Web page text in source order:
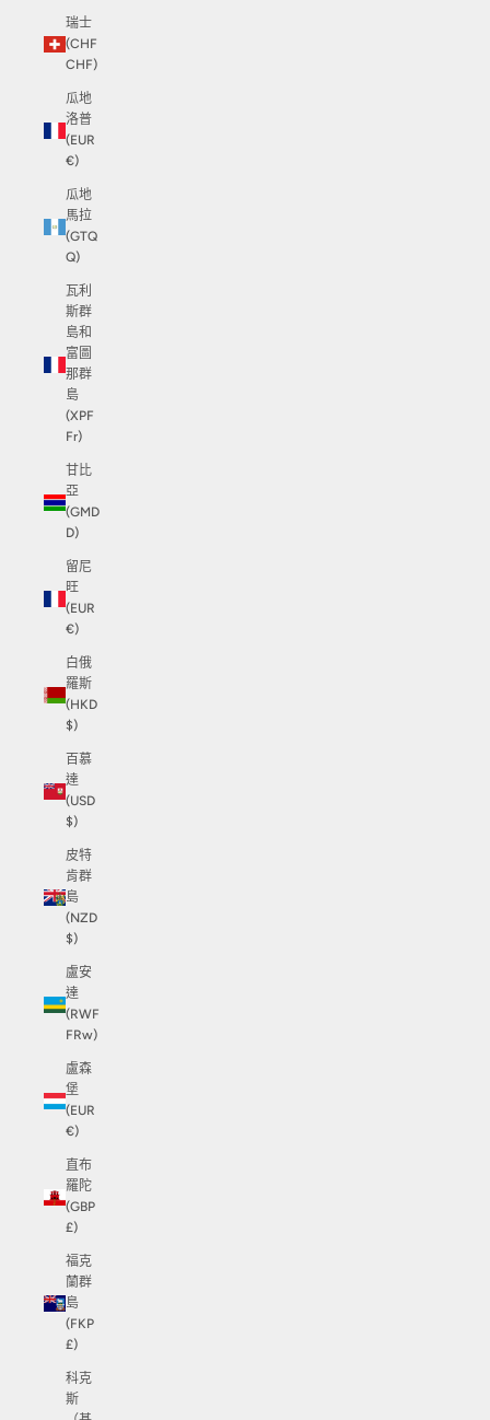
瑞士
(CHF
CHF)
瓜地
洛普
(EUR
€)
瓜地
馬拉
(GTQ
Q)
瓦利
斯群
島和
富圖
那群
島
(XPF
Fr)
甘比
亞
(GMD
D)
留尼
旺
(EUR
€)
白俄
羅斯
(HKD
$)
百慕
達
(USD
$)
皮特
肯群
島
(NZD
$)
盧安
達
(RWF
FRw)
盧森
堡
(EUR
€)
直布
羅陀
(GBP
£)
福克
蘭群
島
(FKP
£)
科克
斯